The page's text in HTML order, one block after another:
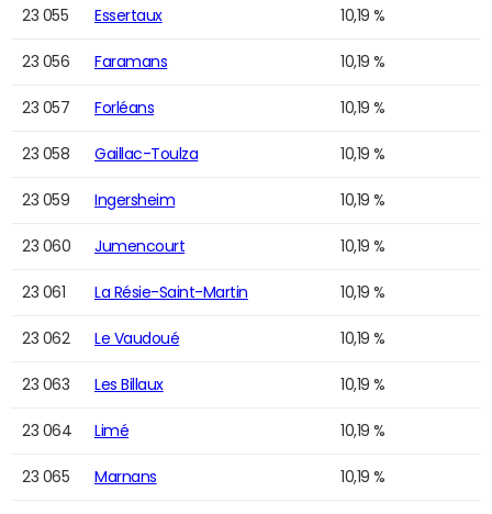
23 055 Essertaux 10,19 %
23 056 Faramans 10,19 %
23 057 Forléans 10,19 %
23 058 Gaillac-Toulza 10,19 %
23 059 Ingersheim 10,19 %
23 060 Jumencourt 10,19 %
23 061 La Résie-Saint-Martin 10,19 %
23 062 Le Vaudoué 10,19 %
23 063 Les Billaux 10,19 %
23 064 Limé 10,19 %
23 065 Marnans 10,19 %